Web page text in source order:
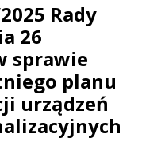
Rady
26
sprawie
planu
urządzeń